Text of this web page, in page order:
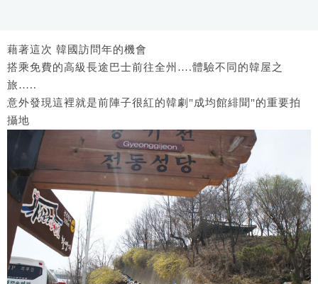
藉著這次 韓國訪問年的機會
搭乘免費的高級長途巴士前往全州….體驗不同的韓屋之
旅…..
意外發現這裡就是前陣子很紅的韓劇"成均館緋聞"的重要拍
攝地